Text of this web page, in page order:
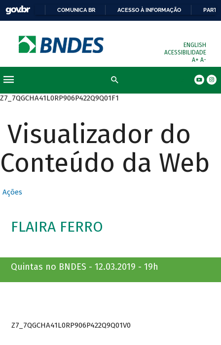
COMUNICA BR ACESSO À INFORMAÇÃO
ENGLISH
ACESSIBILIDADE
A+ A-
Z7_7QGCHA41L0RP906P422Q9Q01F1
Visualizador do
Conteúdo da Web
Ações
FLAIRA FERRO
Quintas no BNDES - 12.03.2019 - 19h
Z7_7QGCHA41L0RP906P422Q9Q01V0